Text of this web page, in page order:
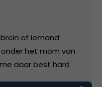
of iemand
het mom van
daar best hard